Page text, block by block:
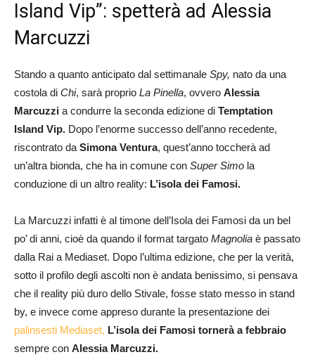
Island Vip”: spetterà ad Alessia
Marcuzzi
Stando a quanto anticipato dal settimanale Spy, nato da una
costola di Chi, sarà proprio La Pinella, ovvero Alessia
Marcuzzi a condurre la seconda edizione di Temptation
Island Vip. Dopo l’enorme successo dell’anno recedente,
riscontrato da Simona Ventura, quest’anno toccherà ad
un’altra bionda, che ha in comune con Super Simo la
conduzione di un altro reality: L’isola dei Famosi.
La Marcuzzi infatti è al timone dell’Isola dei Famosi da un bel
po’ di anni, cioè da quando il format targato Magnolia è passato
dalla Rai a Mediaset. Dopo l’ultima edizione, che per la verità,
sotto il profilo degli ascolti non è andata benissimo, si pensava
che il reality più duro dello Stivale, fosse stato messo in stand
by, e invece come appreso durante la presentazione dei
palinsesti Mediaset, L’isola dei Famosi tornerà a febbraio
sempre con Alessia Marcuzzi.